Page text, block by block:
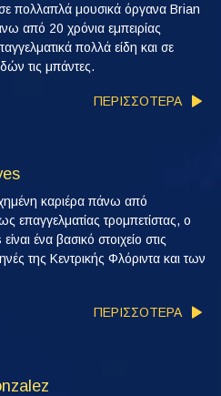
πολλαπλά μουσικά όργανα Brian
από 20 χρόνια εμπειρίας
πολλά είδη και σε
τις μπάντες.
ΠΕΡΙΣΣΟΤΕΡΑ
καριέρα πάνω από
επαγγελματίας τρομπετίστας, ο
ένα βασικό στοιχείο στις
της Κεντρικής Φλόριντα και των
ΠΕΡΙΣΣΟΤΕΡΑ